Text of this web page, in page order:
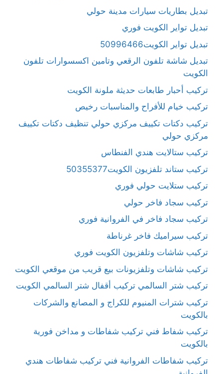
تبديل بطاريات سيارات مدينة حولي
تبديل تواير الكويت فوري
تبديل تواير الكويت50996466
تبديل شاشة تلفون الرقعي وتامين اكسسوارات تلفون
الكويت
تركيب أحبار طابعات حديثة ملونة الكويت
تركيب خيام للأفراح والمناسبات رخيص
تركيب دكتات تكييف مركزي حولي تنظيف دكتات تكييف
مركزي حولي
تركيب ستالايت هندي الفنطاس
تركيب ستاند تلفزيون الكويت50355377
تركيب ستلايت حولي فوري
تركيب سجاد فاخر حولي
تركيب سجاد فاخر في الفروانية فوري
تركيب سيراميك فاخر غرناطة
تركيب شاشات وتلفزيون الكويت فوري
تركيب شاشات وتلفزيونات بيع قريب من موقعي الكويت
تركيب شتر السالمي تركيب أقفال شتر السالمي الكويت
تركيب شترات المنيوم للكراج و المصانع والشركات
بالكويت
تركيب شفاط فني تركيب شفاطات و مداخن فورية
بالكويت
تركيب شفاطات الفروانية فني تركيب شفاطات هندي